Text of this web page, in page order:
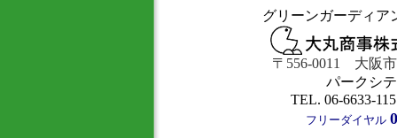
グリーンガーディア
〒556-0011 大阪
パークシ
TEL. 06-6633-
フリーダイヤル